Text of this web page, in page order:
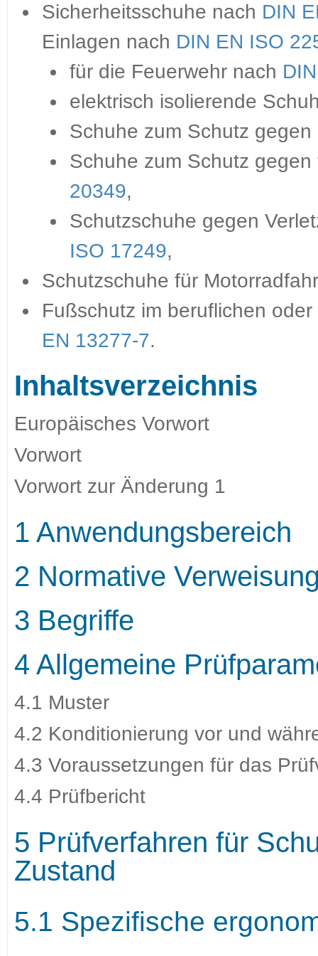
Sicherheitsschuhe nach DIN
Einlagen nach DIN EN ISO
für die Feuerwehr nach
elektrisch isolierende
Schuhe zum Schutz
Schuhe zum Schutz
20349,
Schutzschuhe gegen
ISO 17249,
Schutzschuhe für
Fußschutz im beruflichen
EN 13277-7.
Inhaltsverzeichnis
Europäisches Vorwort
Vorwort
Vorwort zur Änderung 1
1 Anwendungsbereich
2 Normative
3 Begriffe
4 Allgemeine
4.1 Muster
4.2 Konditionierung vor und
4.3 Voraussetzungen für das
4.4 Prüfbericht
5 Prüfverfahren für
Zustand
5.1 Spezifische